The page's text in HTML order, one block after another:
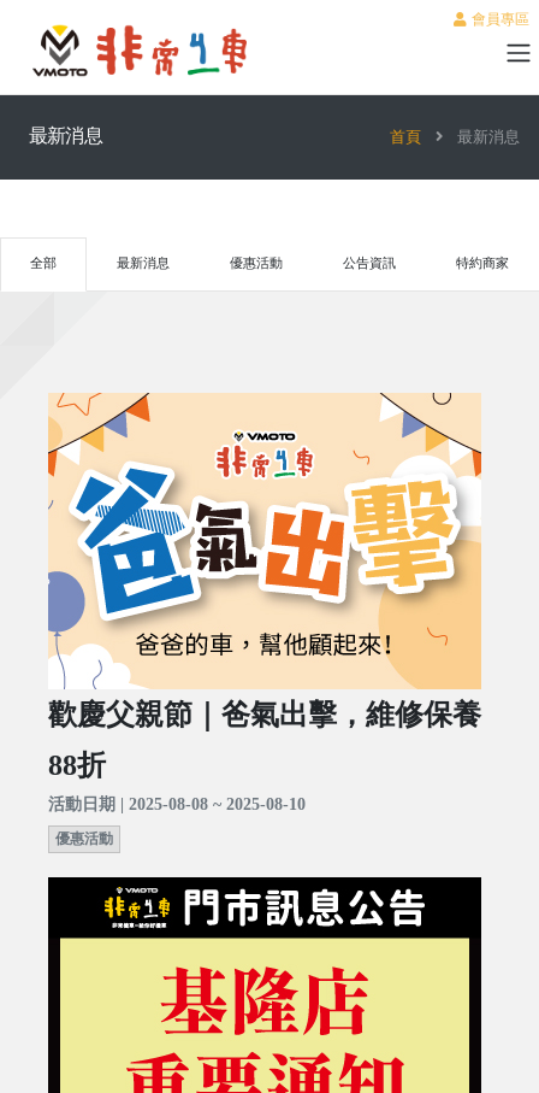
會員專區
最新消息 首頁 最新消息
全部 最新消息 優惠活動 公告資訊 特約商家
歡慶父親節｜爸氣出擊，維修保養
88折
活動日期 | 2025-08-08 ~ 2025-08-10
優惠活動